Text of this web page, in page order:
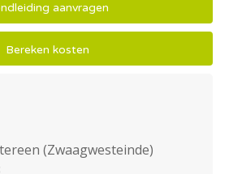
aanvragen
Bereken kosten
(Zwaagwesteinde)